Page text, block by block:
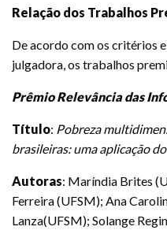
Relação dos Trabalhos
De acordo com os critérios
julgadora, os trabalhos
Prêmio Relevância das
Título: Pobreza
brasileiras: uma aplicação
Autoras: Maríndia Brites
Ferreira (UFSM); Ana
Lanza(UFSM); Solange